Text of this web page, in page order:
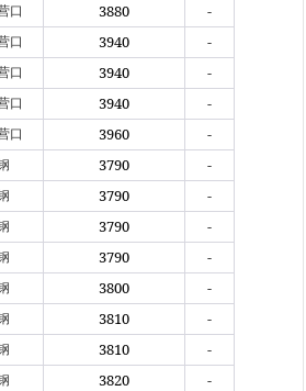
口 3880 -
口 3940 -
口 3940 -
口 3940 -
口 3960 -
3790 -
3790 -
3790 -
3790 -
3800 -
3810 -
3810 -
3820 -